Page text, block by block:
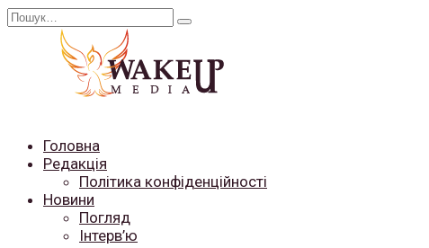
Перейти
Search
Головна
Редакція
Політика конфіденційності
Новини
Погляд
Інтерв’ю